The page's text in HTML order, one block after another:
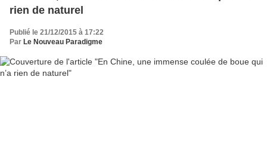
rien de naturel
Publié le 21/12/2015 à 17:22
Par Le Nouveau Paradigme